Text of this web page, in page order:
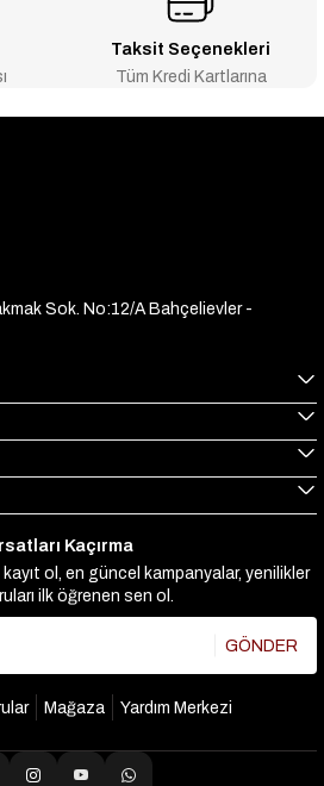
Taksit Seçenekleri
Tüm Kredi Kartlarına
Sok. No:12/A Bahçelievler -
Kaçırma
ol, en güncel kampanyalar, yenilikler
ilk öğrenen sen ol.
GÖNDER
Mağaza Yardım Merkezi